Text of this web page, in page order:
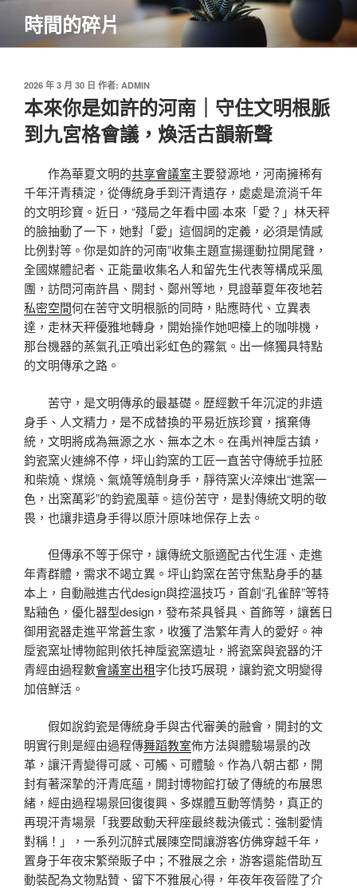
主
時間的碎片
發
於
2026 年 3 月 30 日 作者: ADMIN
本來你是如許的河南｜守住文明根脈
到九宮格會議，煥活古韻新聲
作為華夏文明的共享會議室主要發源地，河南擁稀有
千年汗青積淀，從傳統身手到汗青遺存，處處是流淌千年
的文明珍寶。近日，“殘局之年看中國·本來「愛？」林天秤
的臉抽動了一下，她對「愛」這個詞的定義，必須是情感
比例對等。你是如許的河南”收集主題宣揚運動拉開尾聲，
全國媒體記者、正能量收集名人和留先生代表等構成采風
團，訪問河南許昌、開封、鄭州等地，見證華夏年夜地若
私密空間何在苦守文明根脈的同時，貼應時代、立異表
達，走林天秤優雅地轉身，開始操作她吧檯上的咖啡機，
那台機器的蒸氣孔正噴出彩虹色的霧氣。出一條獨具特點
的文明傳承之路。
苦守，是文明傳承的最基礎。歷經數千年沉淀的非遺
身手、人文精力，是不成替換的平易近族珍寶，擯棄傳
統，文明將成為無源之水、無本之木。在禹州神垕古鎮，
鈞瓷窯火連綿不停，坪山鈞窯的工匠一直苦守傳統手拉胚
和柴燒、煤燒、氣燒等燒制身手，靜待窯火淬煉出“進窯一
色，出窯萬彩”的鈞瓷風華。這份苦守，是對傳統文明的敬
畏，也讓非遺身手得以原汁原味地保存上去。
但傳承不等于保守，讓傳統文脈適配古代生涯、走進
年青群體，需求不竭立異。坪山鈞窯在苦守焦點身手的基
本上，自動融進古代design與控溫技巧，首創“孔雀醉”等特
點釉色，優化器型design，發布茶具餐具、首飾等，讓舊日
御用瓷器走進平常蒼生家，收獲了浩繁年青人的愛好。神
垕瓷窯址博物館則依托神垕瓷窯遺址，將瓷窯與瓷器的汗
青經由過程數會議室出租字化技巧展現，讓鈞瓷文明變得
加倍鮮活。
假如說鈞瓷是傳統身手與古代審美的融會，開封的文
明實行則是經由過程傳舞蹈教室佈方法與體驗場景的改
革，讓汗青變得可感、可觸、可體驗。作為八朝古都，開
封有著深摯的汗青底蘊，開封博物館打破了傳統的布展思
緒，經由過程場景回復復興、多媒體互動等情勢，真正的
再現汗青場景「我要啟動天秤座最終裁決儀式：強制愛情
對稱！」，一系列沉醉式展陳空間讓游客仿佛穿越千年，
置身于年夜宋繁榮販子中；不雅展之余，游客還能借助互
動裝配為文物點贊、留下不雅展心得，年夜年夜晉陞了介